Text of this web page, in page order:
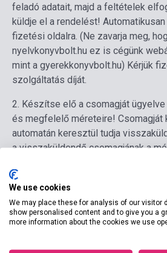
feladó adatait, majd a feltételek
küldje el a rendelést! Automatikusan
fizetési oldalra. (Ne zavarja meg,
nyelvkonyvbolt.hu ez is cégünk
mint a gyerekkonyvbolt.hu) Kérjük
szolgáltatás díját.
2. Készítse elő a csomagját
és megfelelő méreteire! Csomagját
automatán keresztül tudja
a visszaküldendő csomagjának a
rekeszbe helyezhető maximum
43 cm, szélesség 60 cm,
csomagolási útmutatóhoz!
3. Kérjük, írja rá a csomagra a
megkapott csomagazonosítót!
We use cookies
We may place these for analysis of our visitor
show personalised content and to give you a
more information about the cookies we use